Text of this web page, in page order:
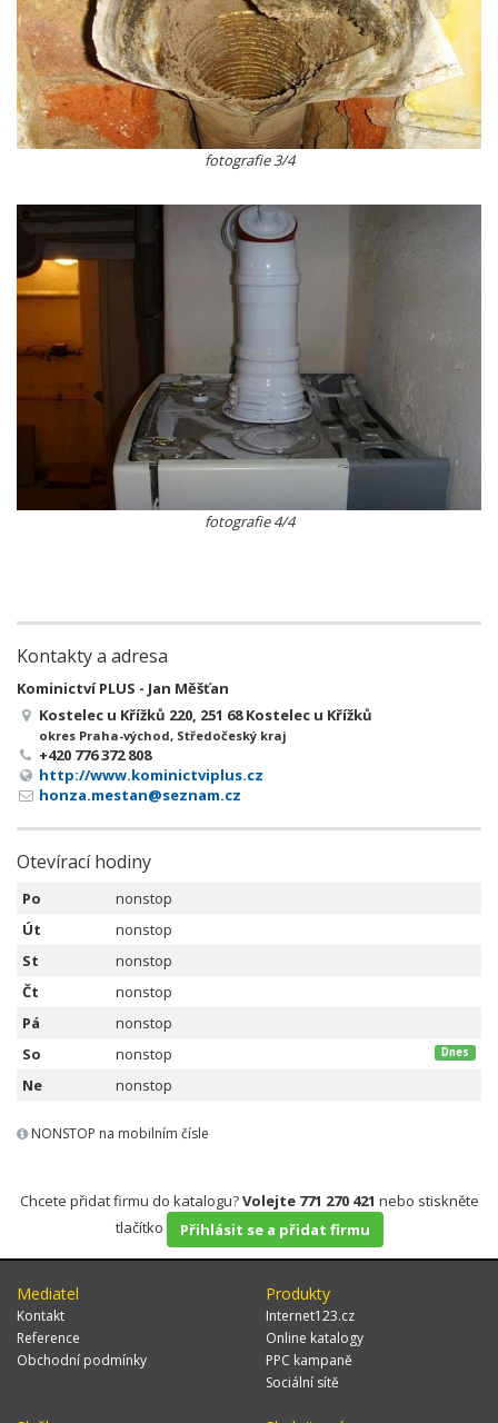
fotografie 3/4
fotografie 4/4
Kontakty a adresa
Kominictví PLUS - Jan Měšťan
Kostelec u Křížků 220, 251 68 Kostelec u Křížků
okres Praha-východ, Středočeský kraj
+420 776 372 808
http://www.kominictviplus.cz
honza.mestan@seznam.cz
Otevírací hodiny
Po
nonstop
Út
nonstop
St
nonstop
Čt
nonstop
Pá
nonstop
So
nonstop Dnes
Ne nonstop
NONSTOP na mobilním čísle
Chcete přidat firmu do katalogu?Volejte 771 270 421 nebo stiskněte
tlačítko
Přihlásit se a přidat firmu
Mediatel
Kontakt
Reference
Obchodní podmínky
Produkty
Internet123.cz
Online katalogy
PPC kampaně
Sociální sítě